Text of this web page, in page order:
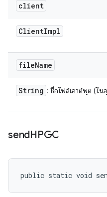
client
ClientImpl
fileName
String : ชื่อไฟล์เอาต์พุต (ใ
sendHPGC
public static void